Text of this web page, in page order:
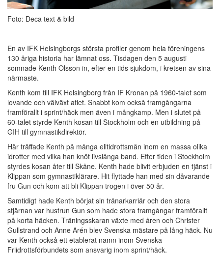
Foto: Deca text & bild
En av IFK Helsingborgs största profiler genom hela föreningens
130 åriga historia har lämnat oss. Tisdagen den 5 augusti
somnade Kenth Olsson in, efter en tids sjukdom, i kretsen av sina
närmaste.
Kenth kom till IFK Helsingborg från IF Kronan på 1960-talet som
lovande och välväxt atlet. Snabbt kom också framgångarna
framförallt i sprint/häck men även i mångkamp. Men i slutet på
60-talet styrde Kenth kosan till Stockholm och en utbildning på
GIH till gymnastikdirektör.
Här träffade Kenth på många elitidrottsmän inom en massa olika
idrotter med vilka han knöt livslånga band. Efter tiden i Stockholm
styrdes kosan åter till Skåne. Kenth hade blivit erbjuden en tjänst i
Klippan som gymnastiklärare. Hit flyttade han med sin dåvarande
fru Gun och kom att bli Klippan trogen i över 50 år.
Samtidigt hade Kenth börjat sin tränarkarriär och den stora
stjärnan var hustrun Gun som hade stora framgångar framförallt
på korta häcken. Träningsskaran växte med åren och Christer
Gullstrand och Anne Arén blev Svenska mästare på lång häck. Nu
var Kenth också ett etablerat namn inom Svenska
Friidrottsförbundets som ansvarig inom sprint/häck.